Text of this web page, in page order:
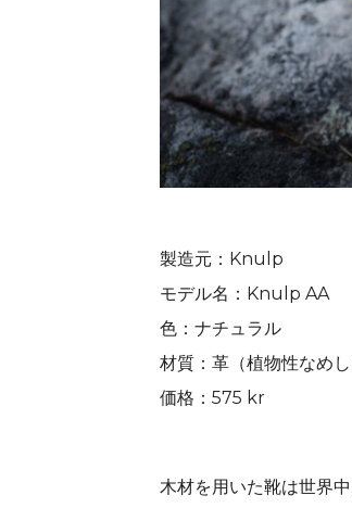
製造元：Knulp
モデル名：Knulp AA
色：ナチュラル
材質：革（植物性なめ
価格：575 kr
木材を用いた靴は世界